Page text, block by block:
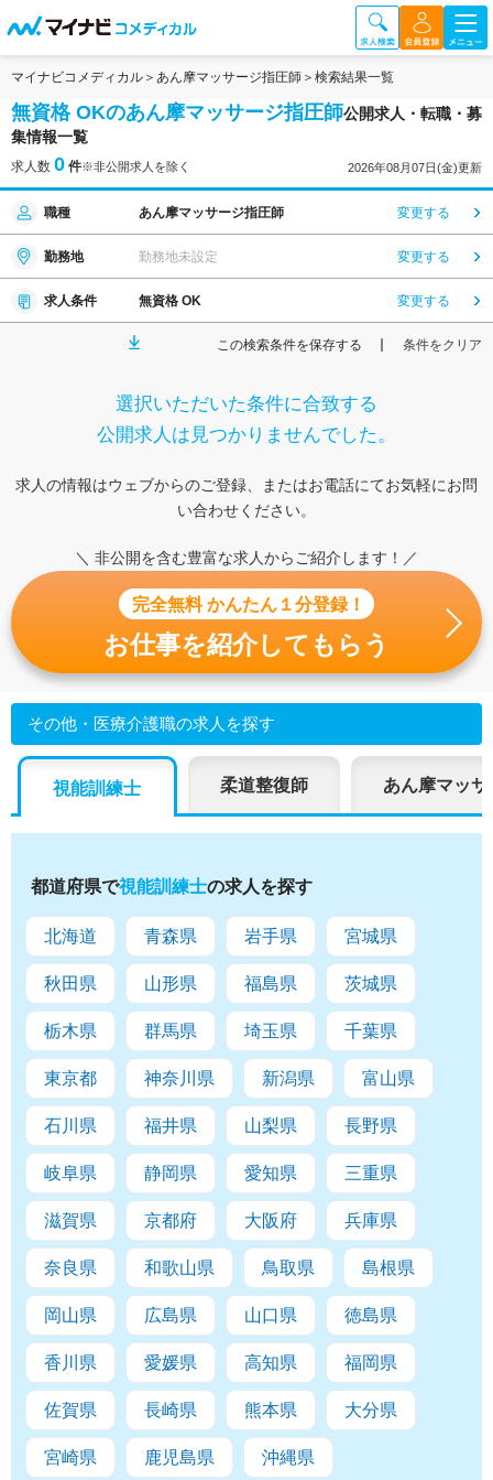
マイナビコメディカル あん摩マッサージ指圧師 検索結果一覧
無資格 OKのあん摩マッサージ指圧師公開求人・転職・募
集情報一覧
求人数 0 件※非公開求人を除く 2026年08月07日(金)更新
職種 あん摩マッサージ指圧師 変更する
勤務地 勤務地未設定 変更する
求人条件 無資格 OK 変更する
この検索条件を保存する 条件をクリア
選択いただいた条件に合致する
公開求人は見つかりませんでした。
求人の情報はウェブからのご登録、またはお電話にてお気軽にお問
い合わせください。
＼ 非公開を含む豊富な求人からご紹介します！／
完全無料 かんたん１分登録！
お仕事を紹介してもらう
その他・医療介護職の求人を探す
視能訓練士 柔道整復師 あん摩マッ
都道府県で視能訓練士の求人を探す
北海道 青森県 岩手県 宮城県
秋田県 山形県 福島県 茨城県
栃木県 群馬県 埼玉県 千葉県
東京都 神奈川県 新潟県 富山県
石川県 福井県 山梨県 長野県
岐阜県 静岡県 愛知県 三重県
滋賀県 京都府 大阪府 兵庫県
奈良県 和歌山県 鳥取県 島根県
岡山県 広島県 山口県 徳島県
香川県 愛媛県 高知県 福岡県
佐賀県 長崎県 熊本県 大分県
宮崎県 鹿児島県 沖縄県